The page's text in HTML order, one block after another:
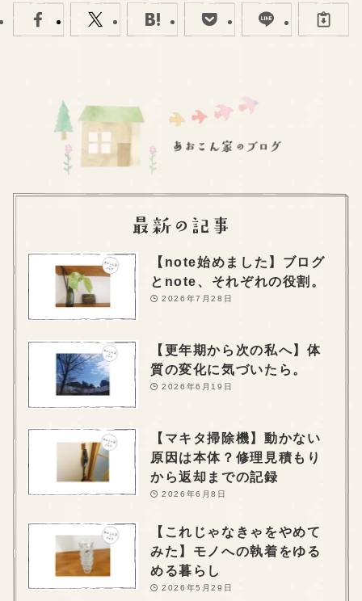
【note始めました】ブログ
とnote、それぞれの役割。
2026年7月28日
【更年期から次の私へ】体
質の変化に気づいたら。
2026年6月19日
【マキタ掃除機】動かない
原因は本体？修理見積もり
から返却までの記録
2026年6月8日
【これじゃなきゃをやめて
みた】モノへの執着をゆる
める暮らし
2026年5月29日